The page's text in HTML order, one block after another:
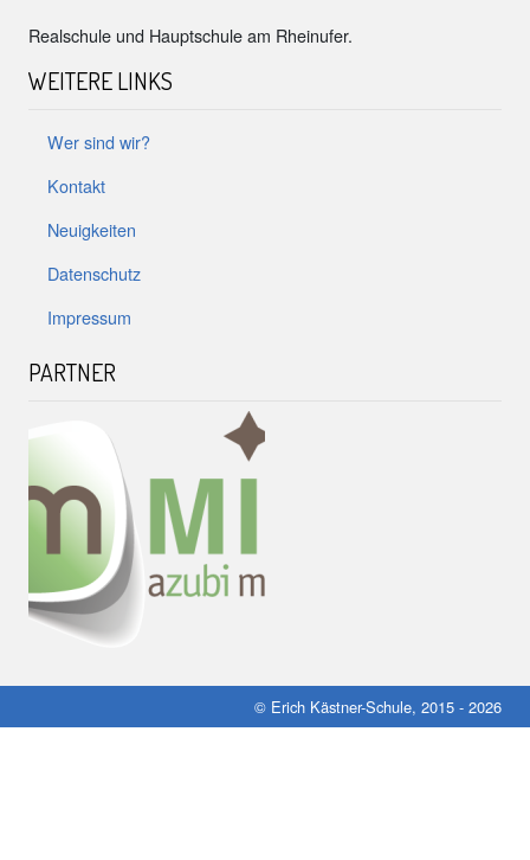
Realschule und Hauptschule am Rheinufer.
WEITERE LINKS
Wer sind wir?
Kontakt
Neuigkeiten
Datenschutz
Impressum
PARTNER
© Erich Kästner-Schule, 2015 - 2026